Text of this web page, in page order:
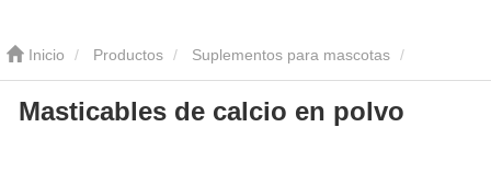
Inicio Productos Suplementos para mascotas
Masticables de calcio en polvo
Masticables de calcio en polvo